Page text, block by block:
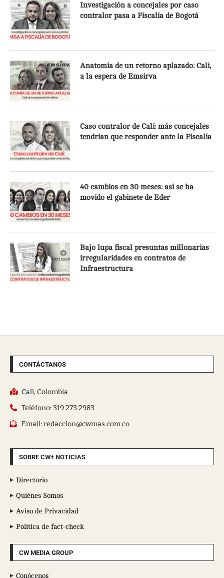
Investigación a concejales por caso
contralor pasa a Fiscalía de Bogotá
Anatomía de un retorno aplazado: Cali,
a la espera de Emsirva
Caso contralor de Cali: más concejales
tendrían que responder ante la Fiscalía
40 cambios en 30 meses: así se ha
movido el gabinete de Eder
Bajo lupa fiscal presuntas millonarias
irregularidades en contratos de
Infraestructura
CONTÁCTANOS
Cali, Colombia
Teléfono: 319 273 2983
Email: redaccion@cwmas.com.co
SOBRE CW+ NOTICIAS
Directorio
Quiénes Somos
Aviso de Privacidad
Política de fact-check
CW MEDIA GROUP
Conócenos